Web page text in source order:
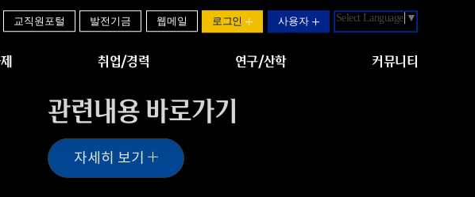
교직원포털 발전기금 웹메일 로그인 사용자 Select Language ▼
취업/경력 연구/산학 커뮤니티
관련내용 바로가기
자세히 보기